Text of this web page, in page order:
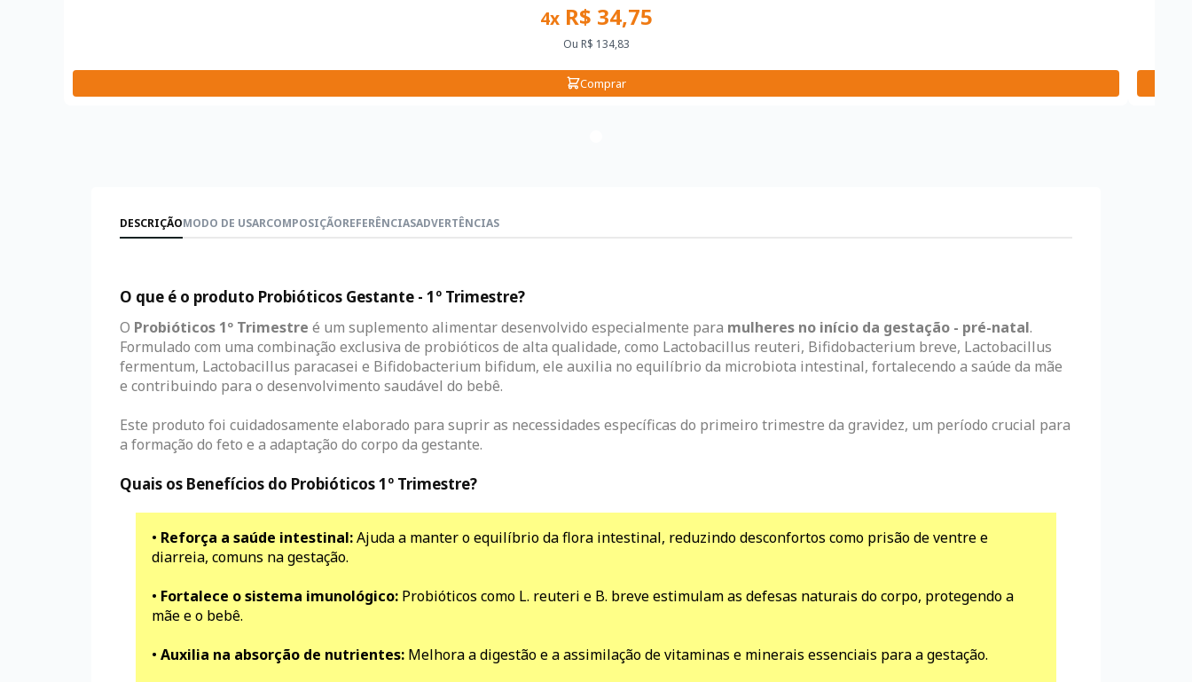
4xR$ 34,75
Ou R$ 134,83
Comprar
DESCRIÇÃOMODO DE USARCOMPOSIÇÃOREFERÊNCIASADVERTÊNCIAS
O que é o produto Probióticos Gestante - 1º Trimestre?
O Probióticos 1º Trimestre é um suplemento alimentar desenvolvido especialmente para mulheres no início da gestação - pré-natal.
Formulado com uma combinação exclusiva de probióticos de alta qualidade, como Lactobacillus reuteri, Bifidobacterium breve, Lactobacillus
fermentum, Lactobacillus paracasei e Bifidobacterium bifidum, ele auxilia no equilíbrio da microbiota intestinal, fortalecendo a saúde da mãe
e contribuindo para o desenvolvimento saudável do bebê.
Este produto foi cuidadosamente elaborado para suprir as necessidades específicas do primeiro trimestre da gravidez, um período crucial para
a formação do feto e a adaptação do corpo da gestante.
Quais os Benefícios do Probióticos 1º Trimestre?
• Reforça a saúde intestinal:Ajuda a manter o equilíbrio da flora intestinal, reduzindo desconfortos como prisão de ventre e
diarreia, comuns na gestação.
• Fortalece o sistema imunológico: Probióticos como L. reuteri e B. breve estimulam as defesas naturais do corpo, protegendo a
mãe e o bebê.
• Auxilia na absorção de nutrientes: Melhora a digestão e a assimilação de vitaminas e minerais essenciais para a gestação.